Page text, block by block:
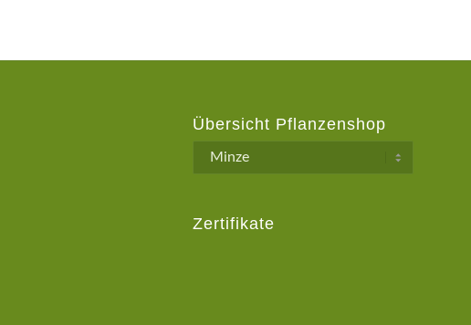
Übersicht Pflanzenshop
Zertifikate